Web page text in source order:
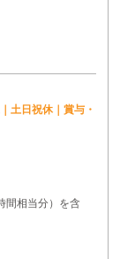
土日祝休｜賞与・
間相当分）を含